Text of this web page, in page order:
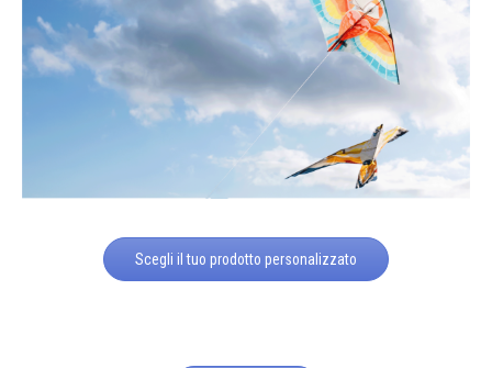
Scegli il tuo prodotto personalizzato